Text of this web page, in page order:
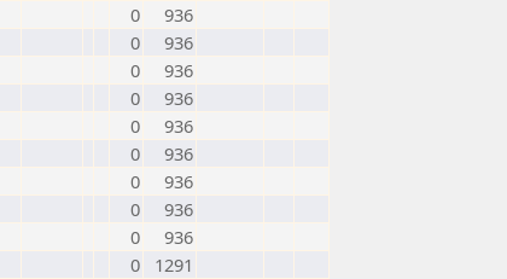
0
936
0
936
0
936
0
936
0
936
0
936
0
936
0
936
0
936
0
1291